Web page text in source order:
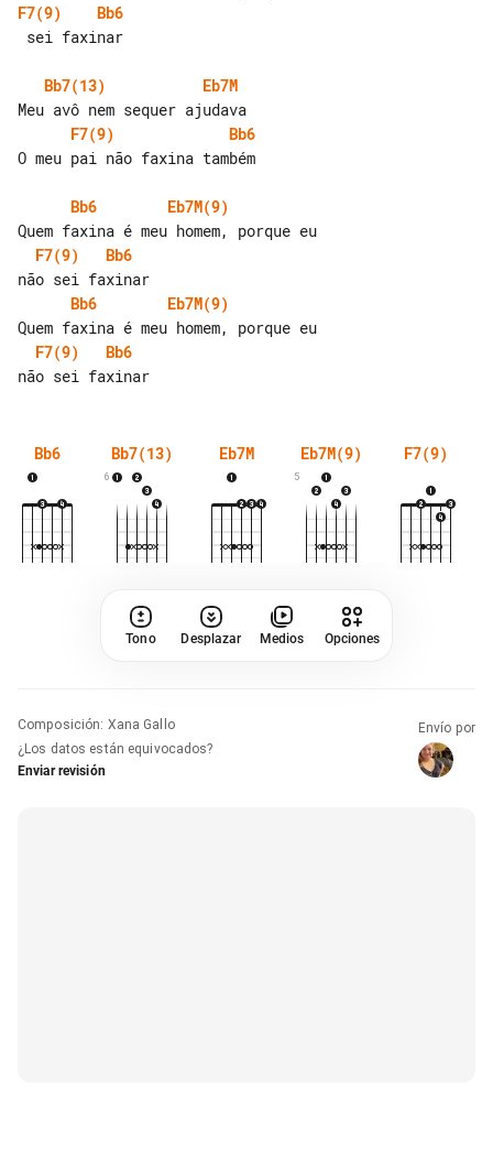
F7(9)
Bb6
Bb7(13)
Eb7M
F7(9)
Bb6
O meu pai não faxina também
Bb6
Eb7M(9)
F7(9)
Bb6
Bb6
Eb7M(9)
F7(9)
Bb6
Bb6 Bb7(13)
6
Eb7M Eb7M(9)
5
F7(9)
Tono Desplazar Medios Opciones
Composición: Xana Gallo
¿Los datos están equivocados?
Enviar revisión
Envío por